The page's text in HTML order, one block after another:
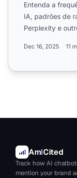
Entenda a
IA, padrões de
Perplexity e
Dec 16, 2025 11
AmICited
Track how AI
mention your brand